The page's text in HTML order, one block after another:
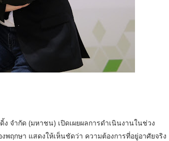
จำกัด (มหาชน) เปิดเผยผลการดำเนินงานในช่วง
ฤกษา แสดงให้เห็นชัดว่า ความต้องการที่อยู่อาศัยจริง